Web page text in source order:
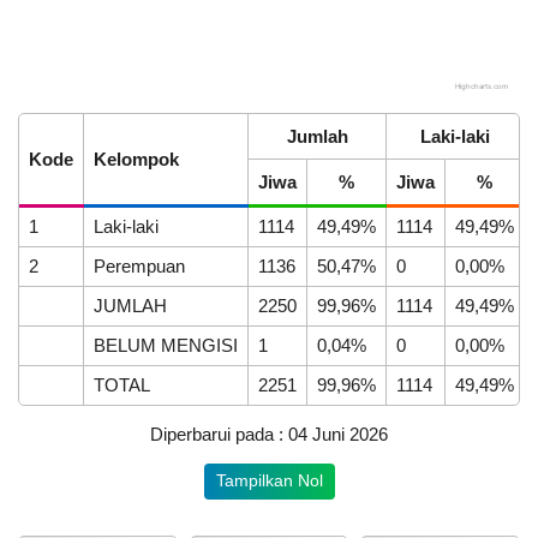
Highcharts.com
Kode Kelompok
Jumlah Laki-laki
Jiwa % Jiwa %
1 Laki-laki 1114 49,49% 1114 49,49%
2
Perempuan 1136 50,47% 0 0,00%
JUMLAH
2250 99,96% 1114 49,49%
BELUM MENGISI
1 0,04% 0 0,00%
TOTAL
2251 99,96% 1114 49,49%
Diperbarui pada : 04 Juni 2026
Tampilkan Nol
April
2026
231
Kali
Desa
Mekarsari
Raih
Juara
1
Adminduk
Awards
APBDes 2025 Pendapatan
Hasil Usaha Desa